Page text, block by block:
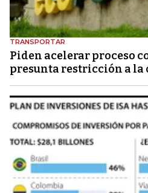
TRANSPORTAR
Piden acelerar proceso
presunta restricción a la